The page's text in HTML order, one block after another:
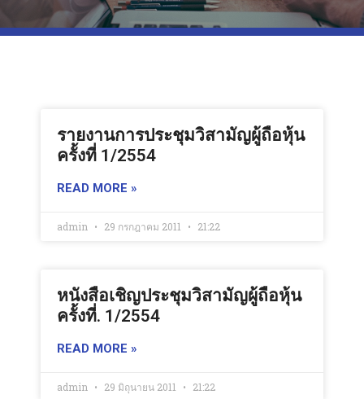
รายงานการประชุมวิสามัญผู้ถือหุ้น
ครั้งที่ 1/2554
READ MORE »
admin 29 กรกฎาคม 2011 21:22
หนังสือเชิญประชุมวิสามัญผู้ถือหุ้น
ครั้งที่. 1/2554
READ MORE »
admin 29 มิถุนายน 2011 21:22